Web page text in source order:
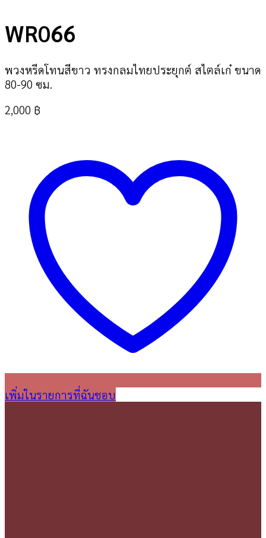
WR066
พวงหรีดโทนสีขาว ทรงกลมไทยประยุกต์ สไตล์เก๋ ขนาด
80-90 ซม.
2,000 ฿
เพิ่มในรายการที่ฉันชอบ